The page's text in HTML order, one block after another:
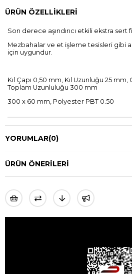
ÜRÜN ÖZELLIKLERI
Son derece aşındırıcı etkili ekstra
Mezbahalar ve et işleme tesisleri gibi
için uygundur.
Kıl Çapı 0,50 mm, Kıl Uzunluğu 25
Toplam Uzunluluğu 300 mm
300 x 60 mm, Polyester PBT 0.50
YORUMLAR(0)
ÜRÜN ÖNERILERI